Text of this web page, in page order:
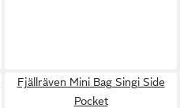
Fjällräven Mini Bag Singi Side
Pocket